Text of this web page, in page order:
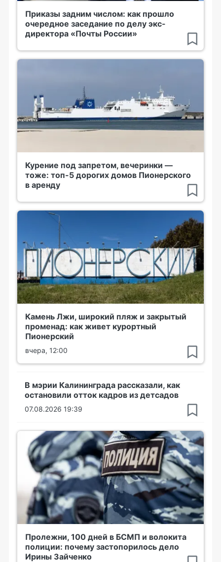
Приказы задним числом: как прошло
очередное заседание по делу экс-
директора «Почты России»
Курение под запретом, вечеринки —
тоже: топ-5 дорогих домов Пионерского
в аренду
Камень Лжи, широкий пляж и закрытый
променад: как живет курортный
Пионерский
вчера, 12:00
В мэрии Калининграда рассказали, как
остановили отток кадров из детсадов
07.08.2026 19:39
Пролежни, 100 дней в БСМП и волокита
полиции: почему застопорилось дело
Ирины Зайченко